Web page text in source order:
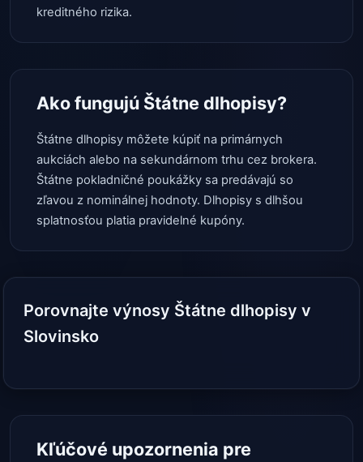
kreditného rizika.
Ako fungujú Štátne dlhopisy?
Štátne dlhopisy môžete kúpiť na primárnych
aukciách alebo na sekundárnom trhu cez brokera.
Štátne pokladničné poukážky sa predávajú so
zľavou z nominálnej hodnoty. Dlhopisy s dlhšou
splatnosťou platia pravidelné kupóny.
Porovnajte výnosy Štátne dlhopisy v
Slovinsko
Kľúčové upozornenia pre